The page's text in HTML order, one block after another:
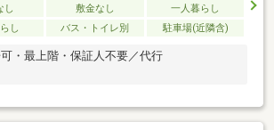
し 敷金なし
一人暮らし
し
バス・トイレ別 駐車場(近隣含)
・最上階・保証人不要／代行